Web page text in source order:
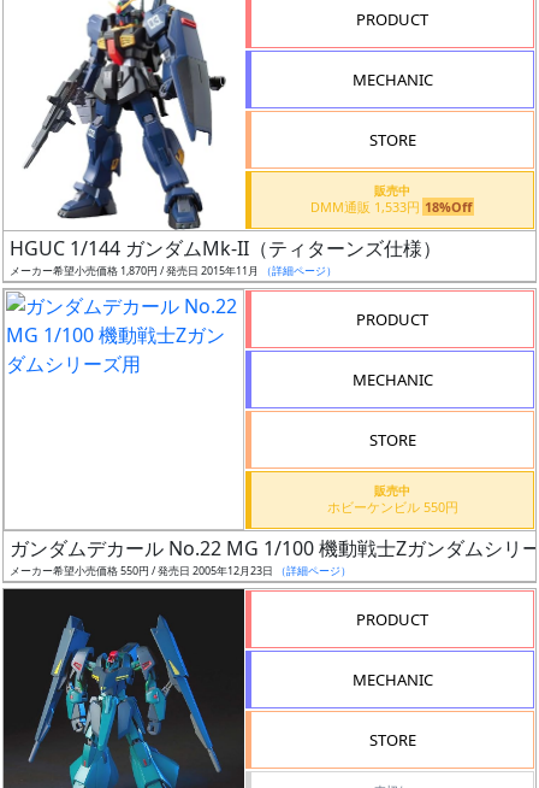
状
況
売
切
含
抽
復
PRODUCT
MECHANIC
STORE
販売中
DMM通販 1,533円 18%Off
HGUC 1/144 ガンダムMk-II（ティターンズ仕様）
メーカー希望小売価格 1,870円 / 発売日 2015年11月 （詳細ページ）
PRODUCT
MECHANIC
STORE
販売中
ホビーケンビル 550円
ガンダムデカール No.22 MG 1/100 機動戦士Zガンダムシリ
メーカー希望小売価格 550円 / 発売日 2005年12月23日 （詳細ページ）
PRODUCT
MECHANIC
STORE